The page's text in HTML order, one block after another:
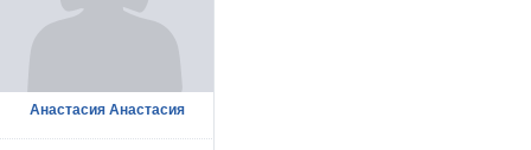
Анастасия Анастасия